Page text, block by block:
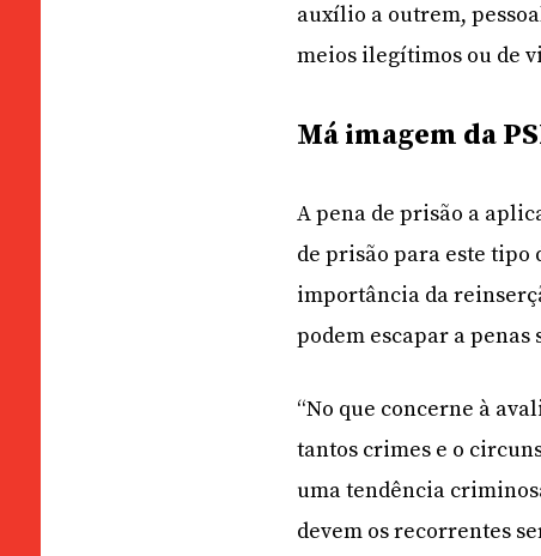
auxílio a outrem,
meios ilegítimos ou de
Má imagem da
A pena de prisão a
de prisão para este tipo
importância da
podem escapar a penas
“No que concerne à
tantos crimes e o
uma tendência
devem os recorrentes